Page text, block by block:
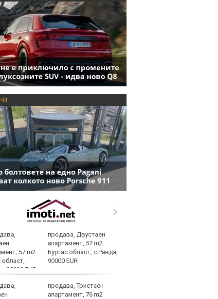
е приключило с промените
SUV - идва ново Q8
на едно Pagani
колкото ново Porsche 911
продава, Двустаен
апартамент, 57 m2
Бургас област, с.Равда,
90000 EUR
продава, Тристаен
апартамент, 76 m2